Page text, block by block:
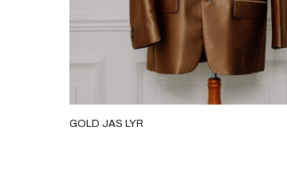
GOLD JAS LYR